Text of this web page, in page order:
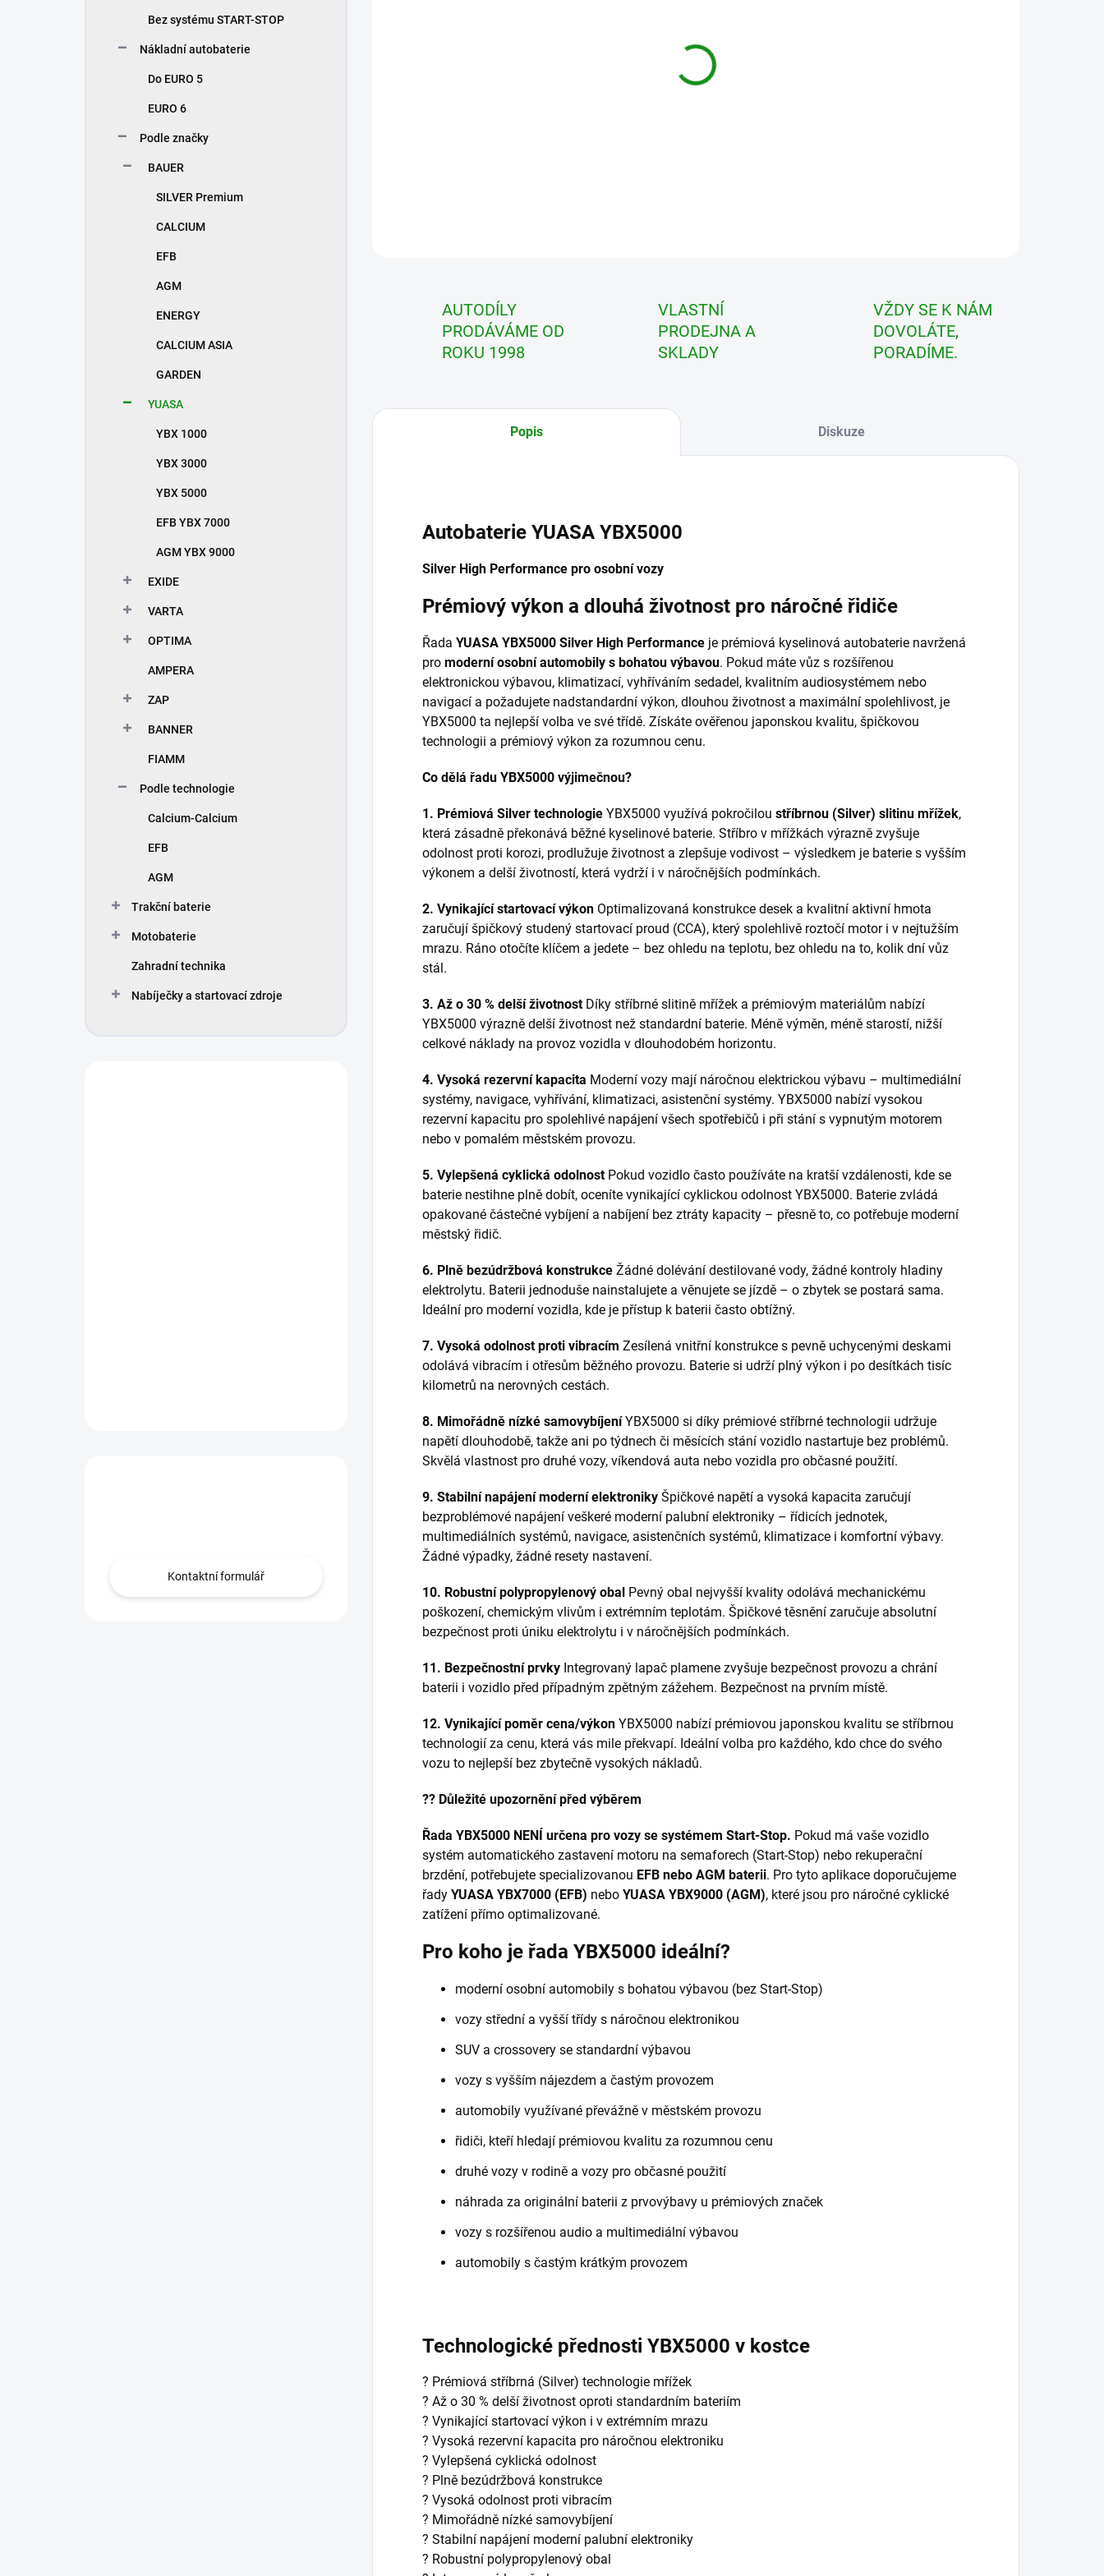
Bez systému START-STOP
Nákladní autobaterie
Do EURO 5
EURO 6
Podle značky
BAUER
SILVER Premium
CALCIUM
EFB
AGM
ENERGY
CALCIUM ASIA
GARDEN
YUASA
YBX 1000
YBX 3000
YBX 5000
EFB YBX 7000
AGM YBX 9000
EXIDE
VARTA
OPTIMA
AMPERA
ZAP
BANNER
FIAMM
Podle technologie
Calcium-Calcium
EFB
AGM
Trakční baterie
Motobaterie
Zahradní technika
Nabíječky a startovací zdroje
Kontaktní formulář
AUTODÍLY
PRODÁVÁME OD
ROKU 1998
VLASTNÍ
PRODEJNA A
SKLADY
VŽDY SE K NÁM
DOVOLÁTE,
PORADÍME.
Popis Diskuze
Autobaterie YUASA YBX5000
Silver High Performance pro osobní vozy
Prémiový výkon a dlouhá životnost pro náročné řidiče
Řada YUASA YBX5000 Silver High Performance je prémiová kyselinová autobaterie navržená
pro moderní osobní automobily s bohatou výbavou. Pokud máte vůz s rozšířenou
elektronickou výbavou, klimatizací, vyhříváním sedadel, kvalitním audiosystémem nebo
navigací a požadujete nadstandardní výkon, dlouhou životnost a maximální spolehlivost, je
YBX5000 ta nejlepší volba ve své třídě. Získáte ověřenou japonskou kvalitu, špičkovou
technologii a prémiový výkon za rozumnou cenu.
Co dělá řadu YBX5000 výjimečnou?
1. Prémiová Silver technologie YBX5000 využívá pokročilou stříbrnou (Silver) slitinu mřížek,
která zásadně překonává běžné kyselinové baterie. Stříbro v mřížkách výrazně zvyšuje
odolnost proti korozi, prodlužuje životnost a zlepšuje vodivost – výsledkem je baterie s vyšším
výkonem a delší životností, která vydrží i v náročnějších podmínkách.
2. Vynikající startovací výkon Optimalizovaná konstrukce desek a kvalitní aktivní hmota
zaručují špičkový studený startovací proud (CCA), který spolehlivě roztočí motor i v nejtužším
mrazu. Ráno otočíte klíčem a jedete – bez ohledu na teplotu, bez ohledu na to, kolik dní vůz
stál.
3. Až o 30 % delší životnostDíky stříbrné slitině mřížek a prémiovým materiálům nabízí
YBX5000 výrazně delší životnost než standardní baterie. Méně výměn, méně starostí, nižší
celkové náklady na provoz vozidla v dlouhodobém horizontu.
4. Vysoká rezervní kapacita Moderní vozy mají náročnou elektrickou výbavu – multimediální
systémy, navigace, vyhřívání, klimatizaci, asistenční systémy. YBX5000 nabízí vysokou
rezervní kapacitu pro spolehlivé napájení všech spotřebičů i při stání s vypnutým motorem
nebo v pomalém městském provozu.
5. Vylepšená cyklická odolnostPokud vozidlo často používáte na kratší vzdálenosti, kde se
baterie nestihne plně dobít, oceníte vynikající cyklickou odolnost YBX5000. Baterie zvládá
opakované částečné vybíjení a nabíjení bez ztráty kapacity – přesně to, co potřebuje moderní
městský řidič.
6. Plně bezúdržbová konstrukce Žádné dolévání destilované vody, žádné kontroly hladiny
elektrolytu. Baterii jednoduše nainstalujete a věnujete se jízdě – o zbytek se postará sama.
Ideální pro moderní vozidla, kde je přístup k baterii často obtížný.
7. Vysoká odolnost proti vibracím Zesílená vnitřní konstrukce s pevně uchycenými deskami
odolává vibracím i otřesům běžného provozu. Baterie si udrží plný výkon i po desítkách tisíc
kilometrů na nerovných cestách.
8. Mimořádně nízké samovybíjeníYBX5000 si díky prémiové stříbrné technologii udržuje
napětí dlouhodobě, takže ani po týdnech či měsících stání vozidlo nastartuje bez problémů.
Skvělá vlastnost pro druhé vozy, víkendová auta nebo vozidla pro občasné použití.
9. Stabilní napájení moderní elektroniky Špičkové napětí a vysoká kapacita zaručují
bezproblémové napájení veškeré moderní palubní elektroniky – řídicích jednotek,
multimediálních systémů, navigace, asistenčních systémů, klimatizace i komfortní výbavy.
Žádné výpadky, žádné resety nastavení.
10. Robustní polypropylenový obal Pevný obal nejvyšší kvality odolává mechanickému
poškození, chemickým vlivům i extrémním teplotám. Špičkové těsnění zaručuje absolutní
bezpečnost proti úniku elektrolytu i v náročnějších podmínkách.
11. Bezpečnostní prvky Integrovaný lapač plamene zvyšuje bezpečnost provozu a chrání
baterii i vozidlo před případným zpětným zážehem. Bezpečnost na prvním místě.
12. Vynikající poměr cena/výkon YBX5000 nabízí prémiovou japonskou kvalitu se stříbrnou
technologií za cenu, která vás mile překvapí. Ideální volba pro každého, kdo chce do svého
vozu to nejlepší bez zbytečně vysokých nákladů.
?? Důležité upozornění před výběrem
Řada YBX5000 NENÍ určena pro vozy se systémem Start-Stop. Pokud má vaše vozidlo
systém automatického zastavení motoru na semaforech (Start-Stop) nebo rekuperační
brzdění, potřebujete specializovanou EFB nebo AGM baterii. Pro tyto aplikace doporučujeme
řady YUASA YBX7000 (EFB) nebo YUASA YBX9000 (AGM), které jsou pro náročné cyklické
zatížení přímo optimalizované.
Pro koho je řada YBX5000 ideální?
moderní osobní automobily s bohatou výbavou (bez Start-Stop)
vozy střední a vyšší třídy s náročnou elektronikou
SUV a crossovery se standardní výbavou
vozy s vyšším nájezdem a častým provozem
automobily využívané převážně v městském provozu
řidiči, kteří hledají prémiovou kvalitu za rozumnou cenu
druhé vozy v rodině a vozy pro občasné použití
náhrada za originální baterii z prvovýbavy u prémiových značek
vozy s rozšířenou audio a multimediální výbavou
automobily s častým krátkým provozem
Technologické přednosti YBX5000 v kostce
? Prémiová stříbrná (Silver) technologie mřížek
? Až o 30 % delší životnost oproti standardním bateriím
? Vynikající startovací výkon i v extrémním mrazu
? Vysoká rezervní kapacita pro náročnou elektroniku
? Vylepšená cyklická odolnost
? Plně bezúdržbová konstrukce
? Vysoká odolnost proti vibracím
? Mimořádně nízké samovybíjení
? Stabilní napájení moderní palubní elektroniky
? Robustní polypropylenový obal